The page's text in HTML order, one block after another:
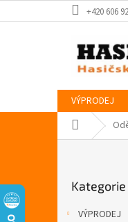
na
+420 606
VÝPRODEJ
Domů
kategorie
Kategorie
VÝPRODEJ